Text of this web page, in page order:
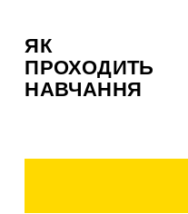
ЯК
ПРОХОДИТЬ
НАВЧАННЯ